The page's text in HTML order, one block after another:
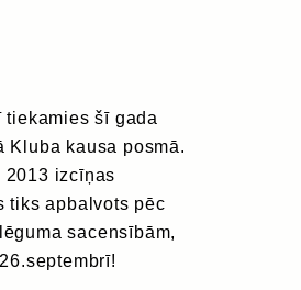
tiekamies šī gada
Kluba kausa posmā.
2013 izcīņas
tiks apbalvots pēc
sacensībām,